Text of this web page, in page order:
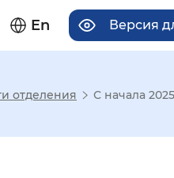
En Версия
отделения С начала